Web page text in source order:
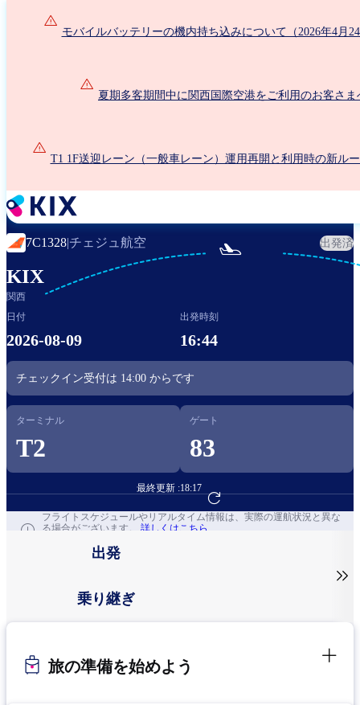
モバイルバッテリーの機内持ち込みについて（2026年4月
夏期多客期間中に関西国際空港をご利用のお客さま
T1 1F送迎レーン（一般車レーン）運用再開と利用時の新ル
7C1328|チェジュ航空 出発済
KIX
関西

日付
2026-08-09
出発時刻
16:44
チェックイン受付は 14:00 からです​
ターミナル
T2
ゲート
83
最終更新 :18:17
フライト予約へ
フライトスケジュールやリアルタイム情報は、実際の運航状況と異な
る場合がございます。 詳しくはこちら
出発
乗り継ぎ

旅の準備を始めよう